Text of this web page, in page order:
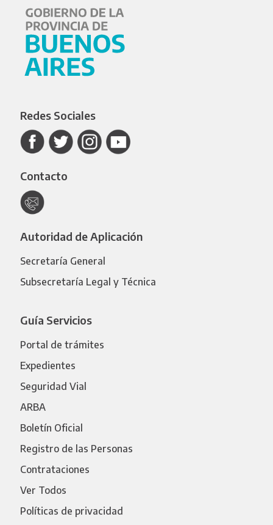
Redes Sociales
Contacto
Autoridad de Aplicación
Secretaría General
Subsecretaría Legal y Técnica
Guía Servicios
Portal de trámites
Expedientes
Seguridad Vial
ARBA
Boletín Oficial
Registro de las Personas
Contrataciones
Ver Todos
Políticas de privacidad